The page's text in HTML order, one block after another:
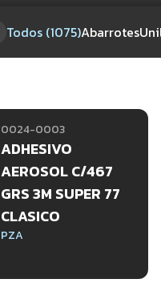
Todos (1075)Abarrotes
0024-0003
ADHESIVO
AEROSOL C/467
GRS 3M SUPER 77
CLASICO
PZA